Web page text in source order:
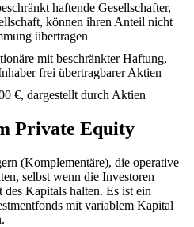
haftende Gesellschafter,
können ihren Anteil nicht
übertragen
mit beschränkter Haftung,
frei übertragbarer Aktien
€, dargestellt durch Aktien
Private Equity
(Komplementäre), die operative
selbst wenn die Investoren
Kapitals halten. Es ist ein
mit variablem Kapital